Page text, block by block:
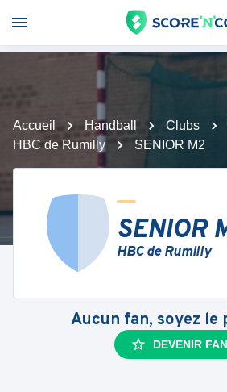
Accueil Handball Clubs
HBC de Rumilly
SENIOR M2
SENIOR
HBC de Rumilly
Aucun fan, soyez le
DEVENIR FAN